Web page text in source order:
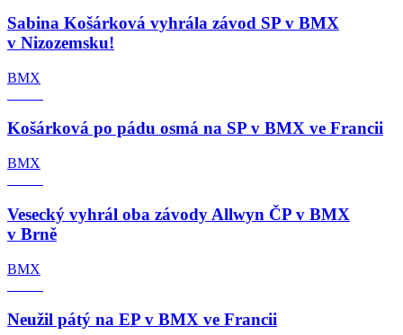
Sabina Košárková vyhrála závod SP v BMX
v Nizozemsku!
BMX
Košárková po pádu osmá na SP v BMX ve Francii
BMX
Vesecký vyhrál oba závody Allwyn ČP v BMX
v Brně
BMX
Neužil pátý na EP v BMX ve Francii